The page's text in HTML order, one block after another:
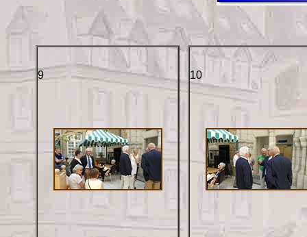
9 10